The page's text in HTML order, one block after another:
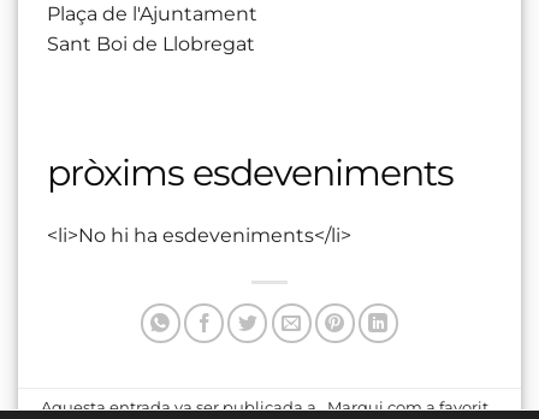
Plaça de l'Ajuntament
Sant Boi de Llobregat
pròxims esdeveniments
<li>No hi ha esdeveniments</li>
Aquesta entrada va ser publicada a . Marqui com a favorit